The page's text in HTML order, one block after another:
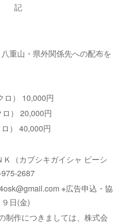
記
重山・県外関係先への配布を
） 10,000円
） 20,000円
） 40,000円
（カブシキガイシャ ビーシ
2687
※広告申込・協
日(金)
制作につきましては、株式会